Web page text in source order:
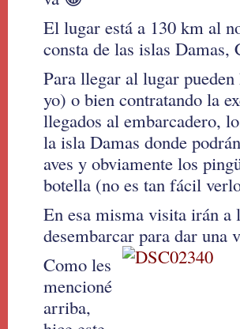
El lugar está a 130 km al
consta de las islas Damas,
Para llegar al lugar
yo) o bien contratando la
llegados al embarcadero,
la isla Damas donde
aves y obviamente los
botella (no es tan fácil
En esa misma visita irán a
desembarcar para dar una
Como les
mencioné
arriba,